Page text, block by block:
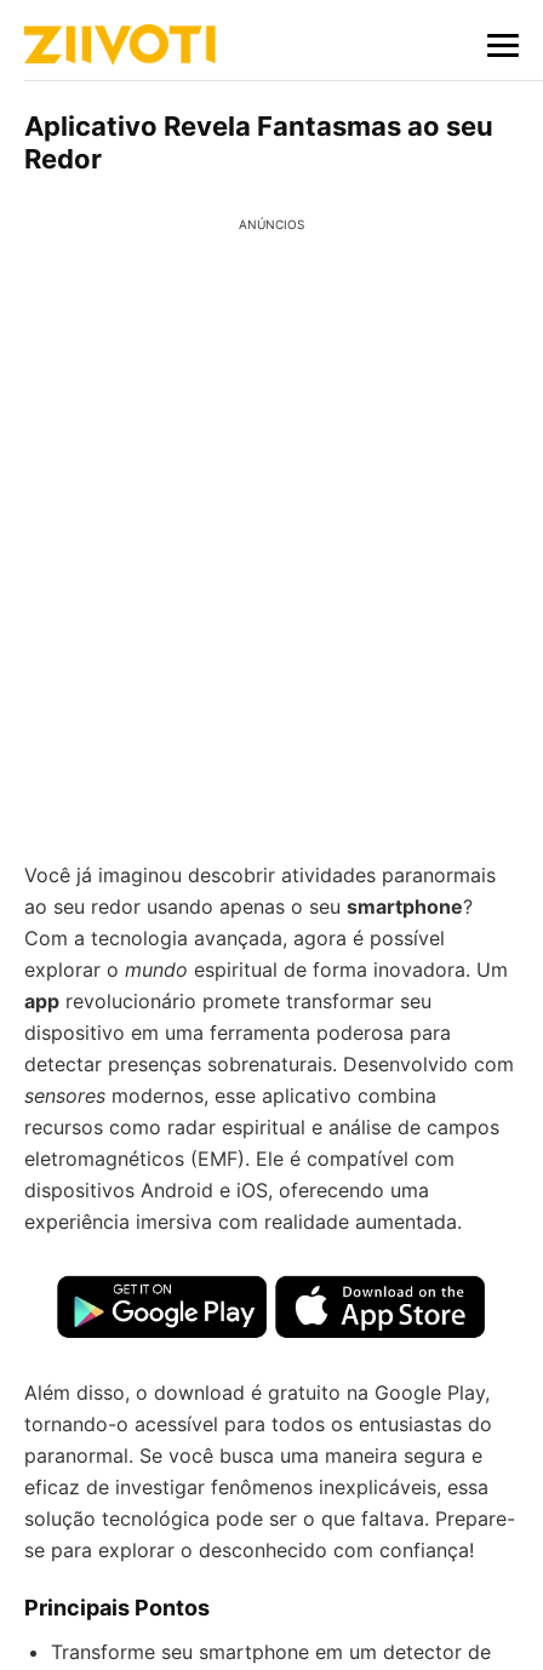
Aplicativo Revela Fantasmas ao seu
Redor
ANÚNCIOS
Você já imaginou descobrir atividades paranormais
ao seu redor usando apenas o seu smartphone?
Com a tecnologia avançada, agora é possível
explorar o mundo espiritual de forma inovadora. Um
app revolucionário promete transformar seu
dispositivo em uma ferramenta poderosa para
detectar presenças sobrenaturais. Desenvolvido com
sensores modernos, esse aplicativo combina
recursos como radar espiritual e análise de campos
eletromagnéticos (EMF). Ele é compatível com
dispositivos Android e iOS, oferecendo uma
experiência imersiva com realidade aumentada.
Além disso, o download é gratuito na Google Play,
tornando-o acessível para todos os entusiastas do
paranormal. Se você busca uma maneira segura e
eficaz de investigar fenômenos inexplicáveis, essa
solução tecnológica pode ser o que faltava. Prepare-
se para explorar o desconhecido com confiança!
Principais Pontos
Transforme seu smartphone em um detector de